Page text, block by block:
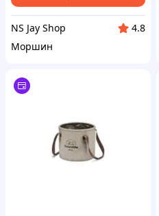
NS Jay Shop
4.8
Моршин